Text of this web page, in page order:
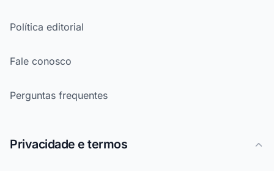
Política editorial
Fale conosco
Perguntas frequentes
Privacidade e termos